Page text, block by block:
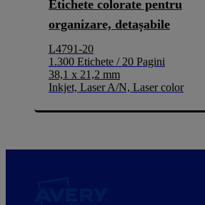
Etichete colorate pentru
organizare, detașabile
L4791-20
1.300 Etichete / 20 Pagini
38,1 x 21,2 mm
Inkjet, Laser A/N, Laser color